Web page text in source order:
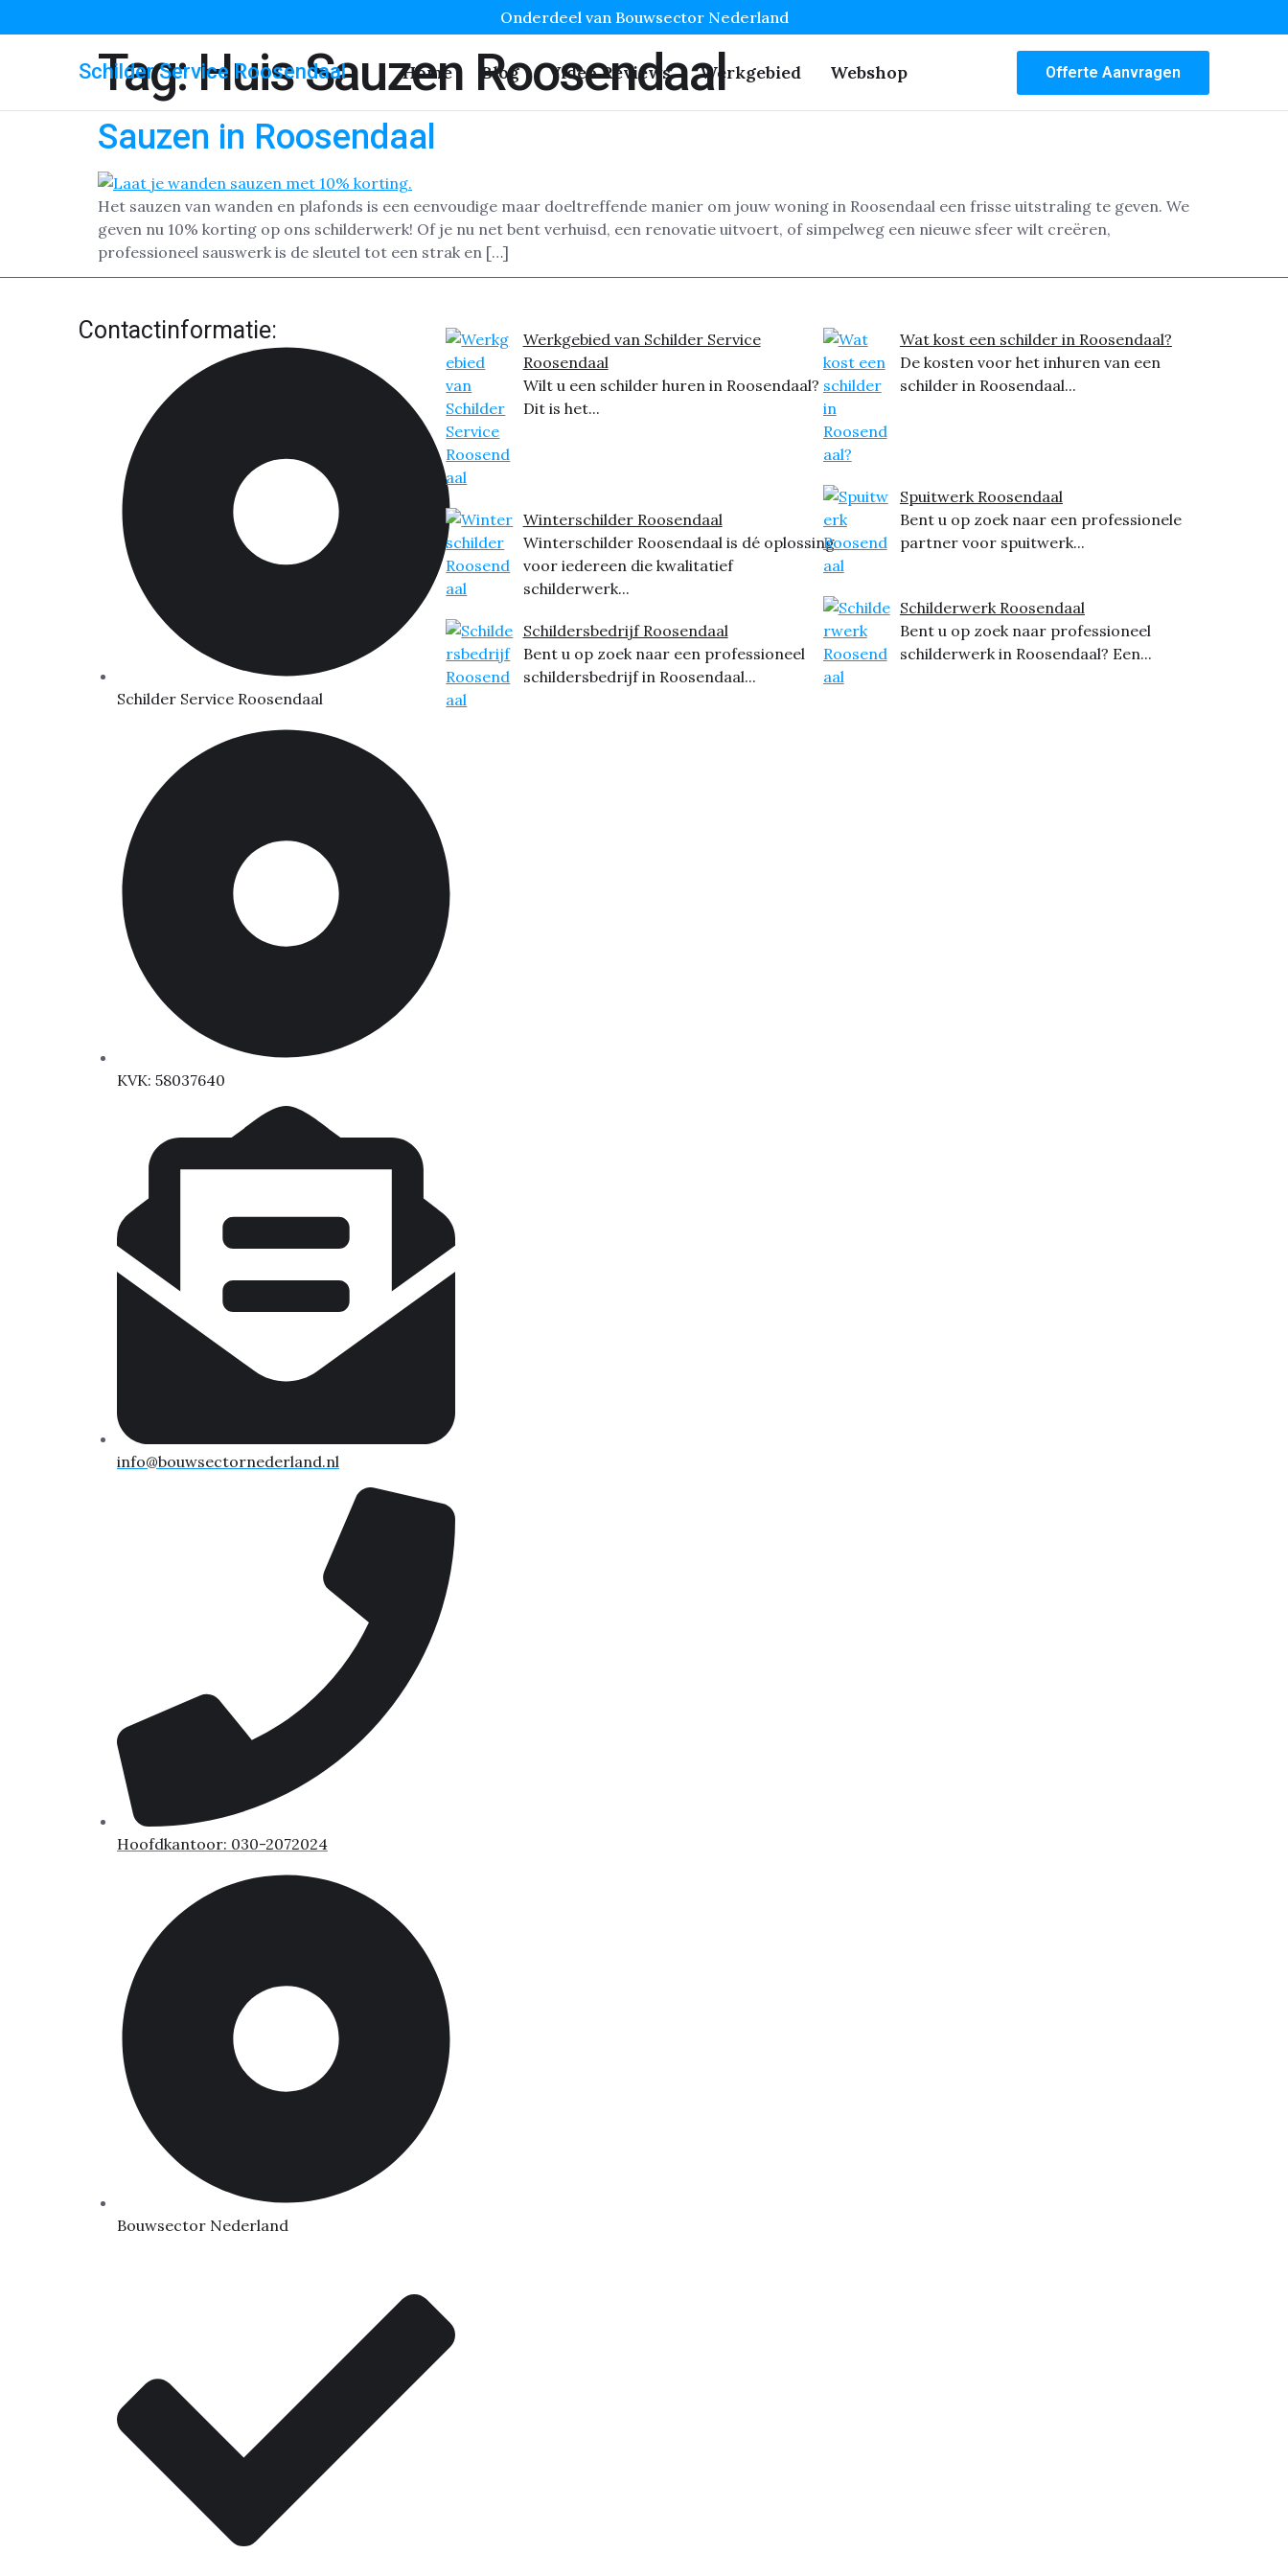
Onderdeel van Bouwsector Nederland
Schilder Service Roosendaal Home Blog Video Reviews Werkgebied Webshop Offerte Aanvragen
Tag:Huis Sauzen Roosendaal
Sauzen in Roosendaal
Het sauzen van wanden en plafonds is een eenvoudige maar doeltreffende manier om jouw woning in Roosendaal een frisse uitstraling te geven. We
geven nu 10% korting op ons schilderwerk! Of je nu net bent verhuisd, een renovatie uitvoert, of simpelweg een nieuwe sfeer wilt creëren,
professioneel sauswerk is de sleutel tot een strak en […]
Contactinformatie:
Schilder Service Roosendaal
KVK: 58037640
info@bouwsectornederland.nl
Hoofdkantoor: 030-2072024
Bouwsector Nederland
Werkgebied van Schilder Service
Roosendaal
Wilt u een schilder huren in Roosendaal?
Dit is het...
Winterschilder Roosendaal
Winterschilder Roosendaal is dé oplossing
voor iedereen die kwalitatief
schilderwerk...
Schildersbedrijf Roosendaal
Bent u op zoek naar een professioneel
schildersbedrijf in Roosendaal...
Wat kost een schilder in Roosendaal?
De kosten voor het inhuren van een
schilder in Roosendaal...
Spuitwerk Roosendaal
Bent u op zoek naar een professionele
partner voor spuitwerk...
Schilderwerk Roosendaal
Bent u op zoek naar professioneel
schilderwerk in Roosendaal? Een...